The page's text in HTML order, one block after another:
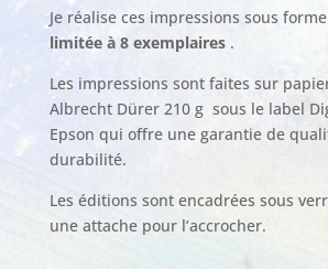
Je réalise ces impressions sous forme
limitée à 8 exemplaires.
Les impressions sont faites sur
Albrecht Dürer 210 g sous le label
Epson qui offre une garantie de
durabilité.
Les éditions sont encadrées sous
une attache pour l’accrocher.